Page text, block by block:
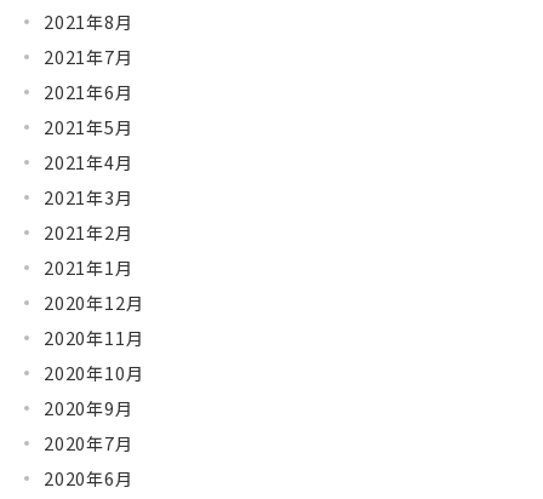
2021年8月
2021年7月
2021年6月
2021年5月
2021年4月
2021年3月
2021年2月
2021年1月
2020年12月
2020年11月
2020年10月
2020年9月
2020年7月
2020年6月